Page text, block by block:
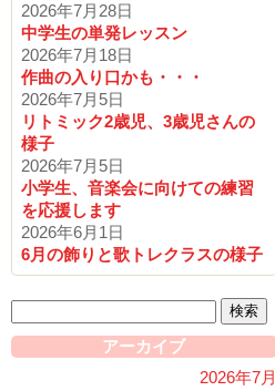
2026年7月28日
中学生の単発レッスン
2026年7月18日
作曲の入り口かも・・・
2026年7月5日
リトミック2歳児、3歳児さんの
様子
2026年7月5日
小学生、音楽会に向けての練習
を応援します
2026年6月1日
6月の飾りと歌トレクラスの様子
検
索:
アーカイブ
2026年7月